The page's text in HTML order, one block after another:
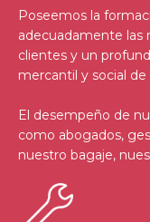
Poseemos la
adecuadamente las
clientes y un
mercantil y social
El desempeño de
como abogados,
nuestro bagaje,